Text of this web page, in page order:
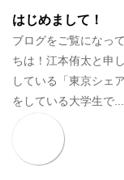
はじめまして！
ブログをご覧になっ
ちは！江本侑太と申
している「東京シェ
をしている大学生で...